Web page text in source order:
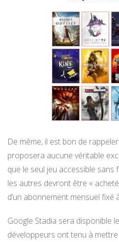
De même, il est bon de
proposera aucune véritable
que le seul jeu accessible sans
les autres devront être «
d’un abonnement mensuel
Google Stadia sera disponible
développeurs ont tenu à